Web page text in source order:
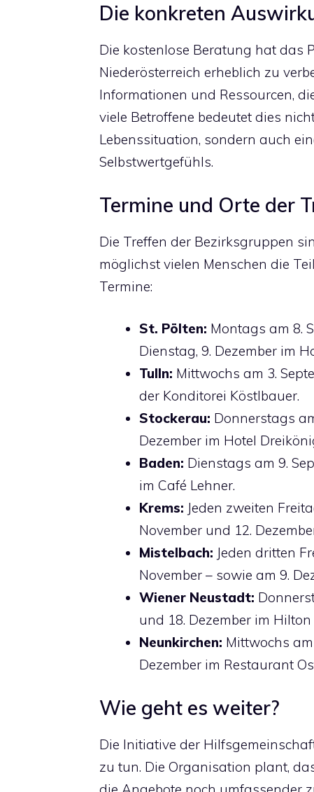
Die konkreten
Die kostenlose Beratung hat das
Niederösterreich erheblich zu
Informationen und Ressourcen,
viele Betroffene bedeutet dies
Lebenssituation, sondern auch
Selbstwertgefühls.
Termine und Orte der
Die Treffen der Bezirksgruppen
möglichst vielen Menschen die
Termine:
St. Pölten: Montags am 8.
Dienstag, 9. Dezember im
Tulln: Mittwochs am 3.
der Konditorei Köstlbauer.
Stockerau: Donnerstags
Dezember im Hotel
Baden: Dienstags am 9.
im Café Lehner.
Krems: Jeden zweiten
November und 12.
Mistelbach: Jeden dritten
November – sowie am 9.
Wiener Neustadt:
und 18. Dezember im
Neunkirchen: Mittwochs am
Dezember im Restaurant
Wie geht es weiter?
Die Initiative der
zu tun. Die Organisation plant,